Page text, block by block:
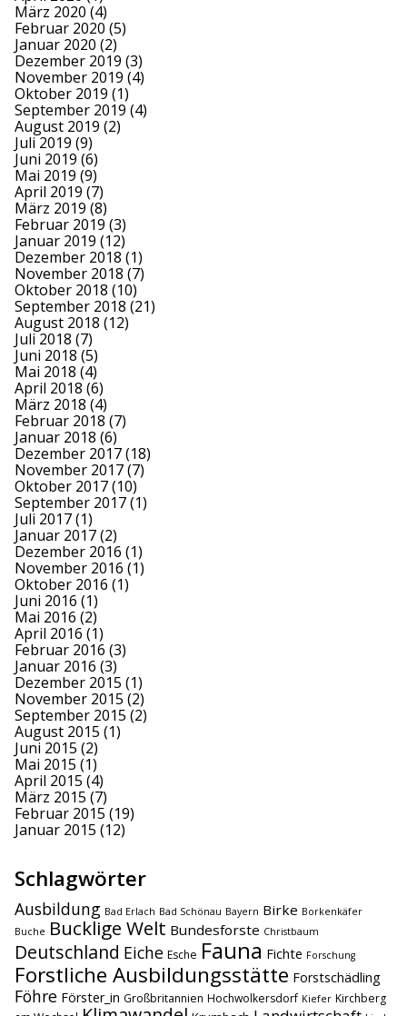
März 2020 (4)
Februar 2020 (5)
Januar 2020 (2)
Dezember 2019 (3)
November 2019 (4)
Oktober 2019 (1)
September 2019 (4)
August 2019 (2)
Juli 2019 (9)
Juni 2019 (6)
Mai 2019 (9)
April 2019 (7)
März 2019 (8)
Februar 2019 (3)
Januar 2019 (12)
Dezember 2018 (1)
November 2018 (7)
Oktober 2018 (10)
September 2018 (21)
August 2018 (12)
Juli 2018 (7)
Juni 2018 (5)
Mai 2018 (4)
April 2018 (6)
März 2018 (4)
Februar 2018 (7)
Januar 2018 (6)
Dezember 2017(18)
November 2017(7)
Oktober 2017(10)
September 2017(1)
Juli 2017(1)
Januar 2017(2)
Dezember 2016 (1)
November 2016 (1)
Oktober 2016 (1)
Juni 2016 (1)
Mai 2016 (2)
April 2016 (1)
Februar 2016 (3)
Januar 2016 (3)
Dezember 2015 (1)
November 2015 (2)
September 2015 (2)
August 2015 (1)
Juni 2015 (2)
Mai 2015 (1)
April 2015 (4)
März 2015 (7)
Februar 2015 (19)
Januar 2015 (12)
Schlagwörter
Ausbildung Bad Erlach Bad Schönau Bayern Birke Borkenkäfer
Buche Bucklige Welt Bundesforste Christbaum
Deutschland Eiche Esche Fauna Fichte Forschung
Forstliche Ausbildungsstätte Forstschädling
Föhre Förster_in Großbritannien Hochwolkersdorf Kiefer Kirchberg